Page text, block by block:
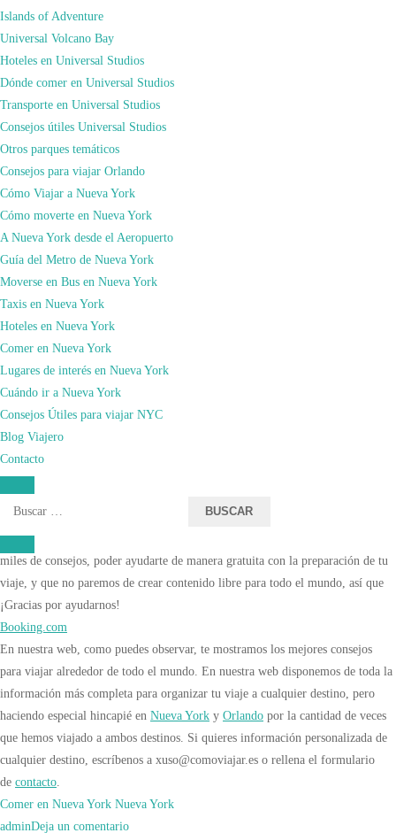
Islands of Adventure
Universal Volcano Bay
Hoteles en Universal Studios
Dónde comer en Universal Studios
Transporte en Universal Studios
Consejos útiles Universal Studios
Otros parques temáticos
Consejos para viajar Orlando
Cómo Viajar a Nueva York
Cómo moverte en Nueva York
A Nueva York desde el Aeropuerto
Guía del Metro de Nueva York
Moverse en Bus en Nueva York
Taxis en Nueva York
Hoteles en Nueva York
Comer en Nueva York
Lugares de interés en Nueva York
Cuándo ir a Nueva York
Consejos Útiles para viajar NYC
Blog Viajero
Contacto
Buscar:
Hasta aquí la lista con los mejores donuts de Nueva York, esperemos que
disfrutéis de ellos en vuestra visita a la Gran Manzana.
Ya sabéis que todo lo que reservéis a través de nuestros enlaces nos ayuda a
sobre estos links, a ti no te supondrá ningún coste adicional (incluso en la
mayoría de las ocasiones tenemos descuentos exclusivos) y a nosotros nos
darán una pequeña comisión para poder seguir haciendo posible que regalemos
miles de consejos, poder ayudarte de manera gratuita con la preparación de tu
viaje, y que no paremos de crear contenido libre para todo el mundo, así que
¡Gracias por ayudarnos!
Booking.com
En nuestra web, como puedes observar, te mostramos los mejores consejos
para viajar alrededor de todo el mundo. En nuestra web disponemos de toda la
información más completa para organizar tu viaje a cualquier destino, pero
haciendo especial hincapié en Nueva York y Orlando por la cantidad de veces
que hemos viajado a ambos destinos. Si quieres información personalizada de
cualquier destino, escríbenos a xuso@comoviajar.es o rellena el formulario
de contacto
Comer en Nueva York Nueva York
adminDeja un comentarioen